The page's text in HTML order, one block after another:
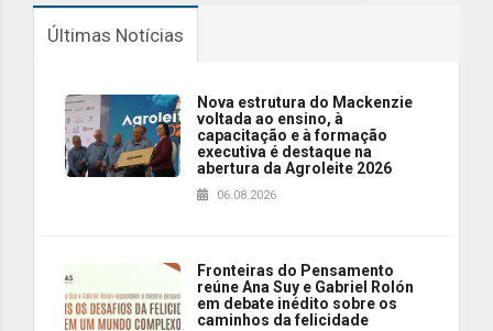
Últimas Notícias
Nova estrutura do Mackenzie
voltada ao ensino, à
capacitação e à formação
executiva é destaque na
abertura da Agroleite 2026
06.08.2026
Fronteiras do Pensamento
reúne Ana Suy e Gabriel Rolón
em debate inédito sobre os
caminhos da felicidade